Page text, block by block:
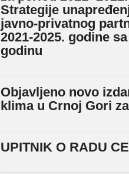
Strategije
javno-privatnog
2021-2025. godine
godinu
Objavljeno novo
klima u Crnoj Gori
UPITNIK O RADU